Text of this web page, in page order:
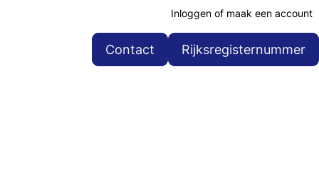
Contact Rijksregisternummer
Inloggen of maak een account